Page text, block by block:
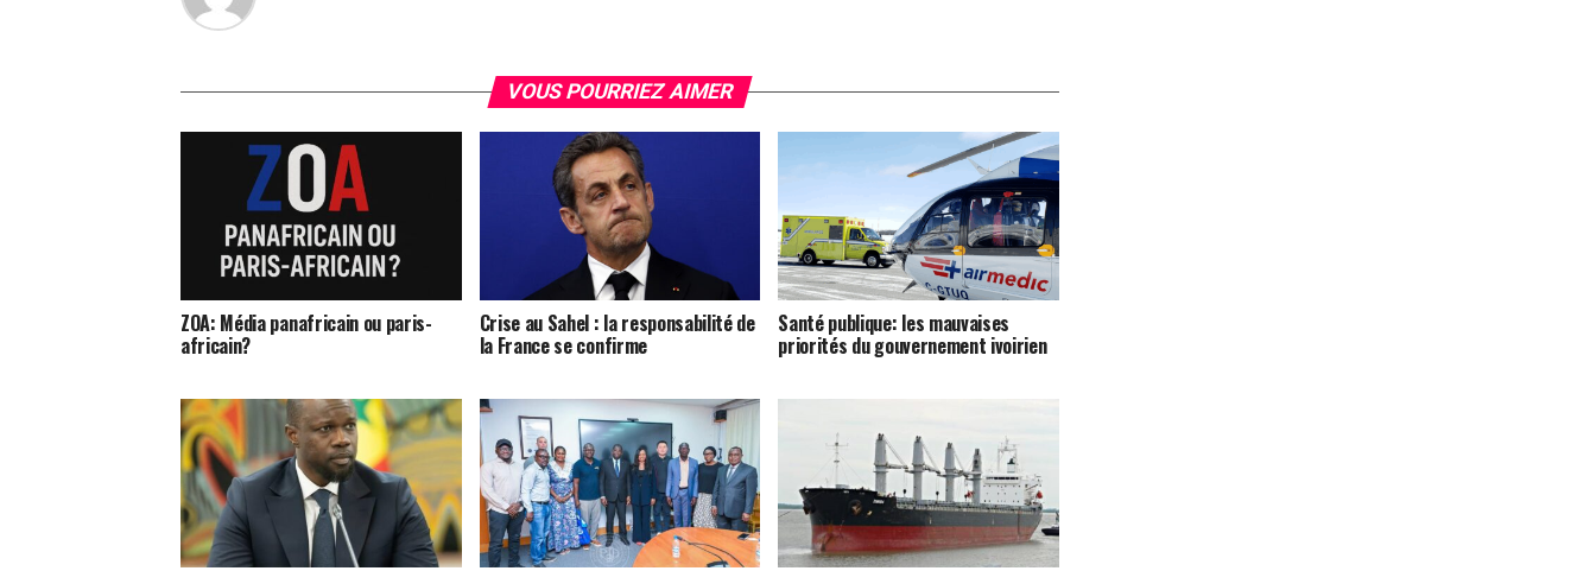
VOUS POURRIEZ AIMER
ZOA: Média panafricain ou paris-
africain?
Crise au Sahel : la responsabilité de
la France se confirme
Santé publique: les mauvaises
priorités du gouvernement ivoirien